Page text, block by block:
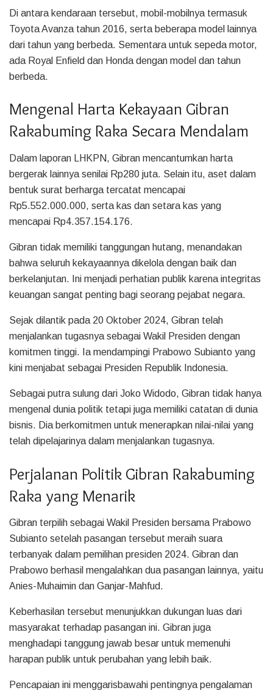
Di antara kendaraan tersebut, mobil-mobilnya termasuk
Toyota Avanza tahun 2016, serta beberapa model lainnya
dari tahun yang berbeda. Sementara untuk sepeda motor,
ada Royal Enfield dan Honda dengan model dan tahun
berbeda.
Mengenal Harta Kekayaan Gibran
Rakabuming Raka Secara Mendalam
Dalam laporan LHKPN, Gibran mencantumkan harta
bergerak lainnya senilai Rp280 juta. Selain itu, aset dalam
bentuk surat berharga tercatat mencapai
Rp5.552.000.000, serta kas dan setara kas yang
mencapai Rp4.357.154.176.
Gibran tidak memiliki tanggungan hutang, menandakan
bahwa seluruh kekayaannya dikelola dengan baik dan
berkelanjutan. Ini menjadi perhatian publik karena integritas
keuangan sangat penting bagi seorang pejabat negara.
Sejak dilantik pada 20 Oktober 2024, Gibran telah
menjalankan tugasnya sebagai Wakil Presiden dengan
komitmen tinggi. Ia mendampingi Prabowo Subianto yang
kini menjabat sebagai Presiden Republik Indonesia.
Sebagai putra sulung dari Joko Widodo, Gibran tidak hanya
mengenal dunia politik tetapi juga memiliki catatan di dunia
bisnis. Dia berkomitmen untuk menerapkan nilai-nilai yang
telah dipelajarinya dalam menjalankan tugasnya.
Perjalanan Politik Gibran Rakabuming
Raka yang Menarik
Gibran terpilih sebagai Wakil Presiden bersama Prabowo
Subianto setelah pasangan tersebut meraih suara
terbanyak dalam pemilihan presiden 2024. Gibran dan
Prabowo berhasil mengalahkan dua pasangan lainnya, yaitu
Anies-Muhaimin dan Ganjar-Mahfud.
Keberhasilan tersebut menunjukkan dukungan luas dari
masyarakat terhadap pasangan ini. Gibran juga
menghadapi tanggung jawab besar untuk memenuhi
harapan publik untuk perubahan yang lebih baik.
Pencapaian ini menggarisbawahi pentingnya pengalaman